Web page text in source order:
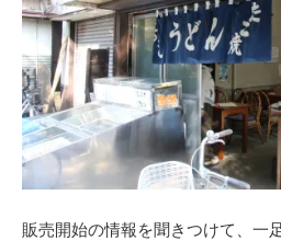
販売開始の情報を聞きつけて、一